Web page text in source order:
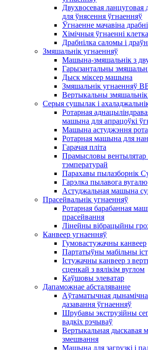
Двухвосевая ланцуговая
для ўнясення ўгнаенняў
Ўгнаенне мачавіна
Хімічныя ўгнаенні
Драбнілка саломы і
Змяшальнік угнаенняў
Машына-змяшальнік з
Гарызантальны
Дыск міксер машына
Змяшальнік угнаенняў
Вертыкальны
Серыя сушылак і
Ротарная
машына для апрацоўкі
Машына астуджэння
Ротарная машына для
Гарачая пліта
Прамысловы вентылятар
тэмпературай
Парахавы пылазборнік
Гарэлка пылавога вугалю
Астуджальная машына
Прасейвальнік угнаенняў
Ротарная барабанная
прасейвання
Лінейны вібрацыйны
Канвеер угнаенняў
Гумовастужачны канвеер
Партатыўны мабільны
Істужачны канвеер з
сценкай з вялікім вуглом
Каўшовы элеватар
Дапаможнае абсталяванне
Аўтаматычная
дазавання ўгнаенняў
Шрубавы экструзійны
вадкіх рэчываў
Вертыкальная дыскавая
змешвання
Машына для загрузкі і